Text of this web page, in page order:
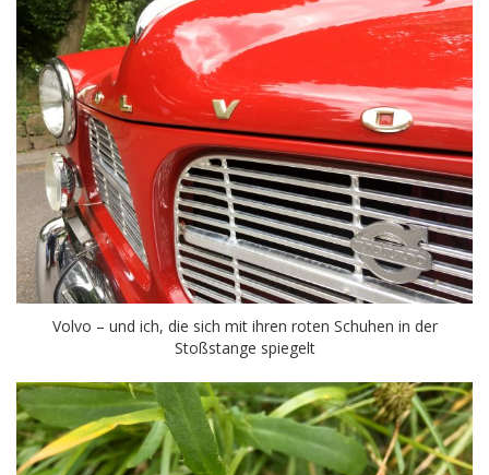
Volvo – und ich, die sich mit ihren roten Schuhen in der
Stoßstange spiegelt